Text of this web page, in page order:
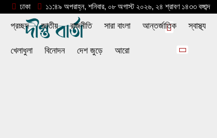
ঢাকা ১১:৪৯ অপরাহ্ন, শনিবার, ০৮ অগাস্ট ২০২৬, ২৪ শ্রাবণ ১৪৩৩ বঙ্গাব্দ
প্রচ্ছদ জাতীয় রাজনীতি সারা বাংলা আন্তর্জাতিক স্বাস্থ্য
খেলাধুলা বিনোদন দেশ জুড়ে আরো